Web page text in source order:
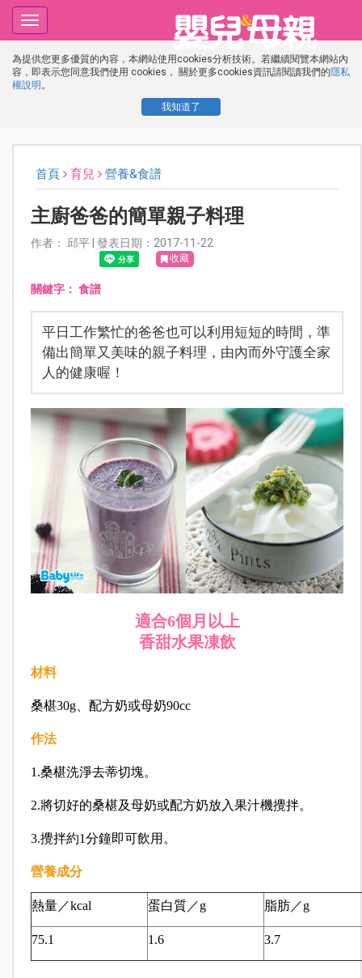
為提供您更多優質的內容，本網站使用cookies分析技術。若繼續閱覽本網站內
容，即表示您同意我們使用 cookies， 關於更多cookies資訊請閱讀我們的隱私
權說明 。
我知道了
Toggle
navigation
首頁 育兒 營養&食譜
主廚爸爸的簡單親子料理
作者： 邱平 | 發表日期：2017-11-22
收藏
關鍵字： 食譜
平日工作繁忙的爸爸也可以利用短短的時間，準
備出簡單又美味的親子料理，由內而外守護全家
人的健康喔！
適合6個月以上
香甜水果凍飲
材料
桑椹30g、配方奶或母奶90cc
作法
1.桑椹洗淨去蒂切塊。
2.將切好的桑椹及母奶或配方奶放入果汁機攪拌。
3.攪拌約1分鐘即可飲用。
營養成分
熱量／kcal 蛋白質／g 脂肪／g
75.1 1.6 3.7